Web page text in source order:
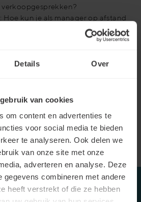
Details Over
van cookies
om content en advertenties te
voor social media te bieden
te analyseren. Ook delen we
van onze site met onze
adverteren en analyse. Deze
gegevens combineren met andere
heeft verstrekt of die ze hebben
Hoe kun je als manager op afstand
leiden?
Mercuri international. Deze
in het Nederlands gegeven
Consultant) van beide werkzaam
Benelux.
SELLING & REMOTE